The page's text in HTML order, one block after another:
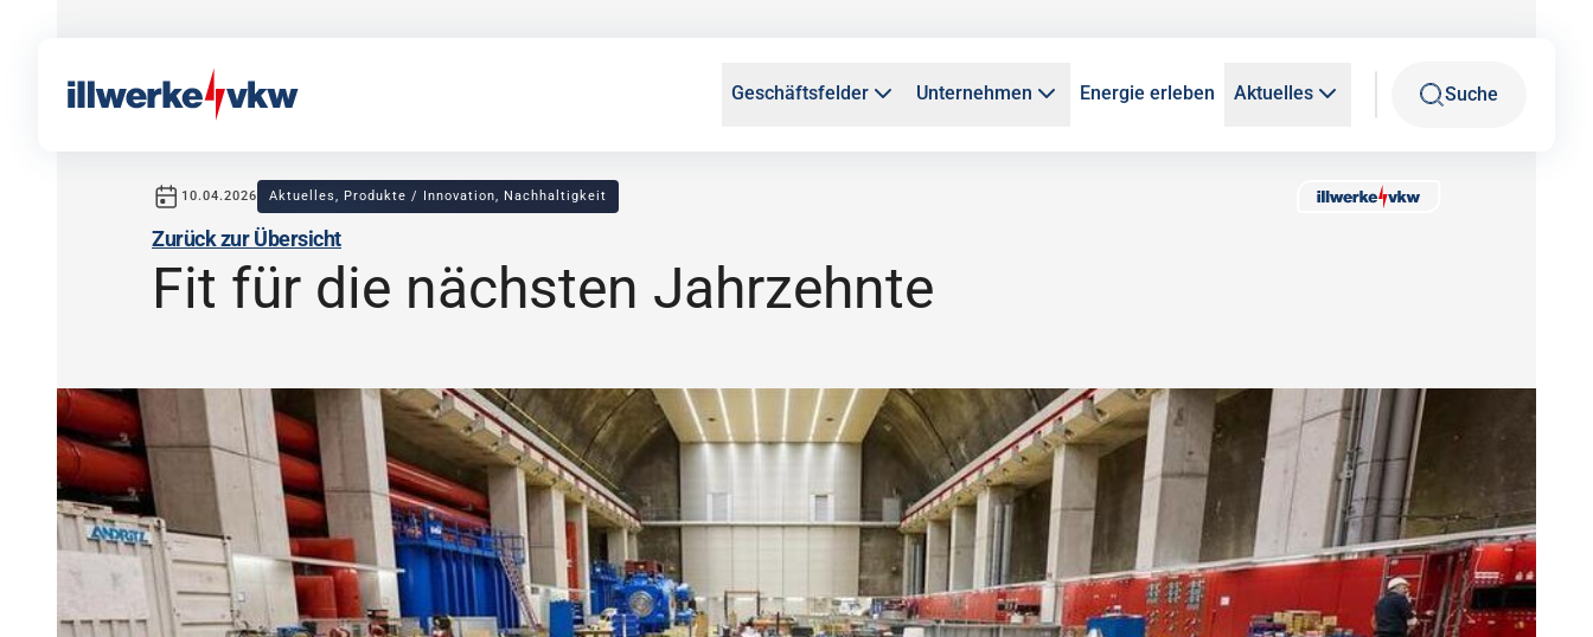
Direkt zum Inhalt
Direkt zur Navigation
Geschäftsfelder Unternehmen Energie erleben Aktuelles Suche
Zurück zur Übersicht
Fit für die nächsten Jahrzehnte
Veröffentlicht am
10.04.2026
in
Aktuelles, Produkte / Innovation, Nachhaltigkeit
von illwerkevkw